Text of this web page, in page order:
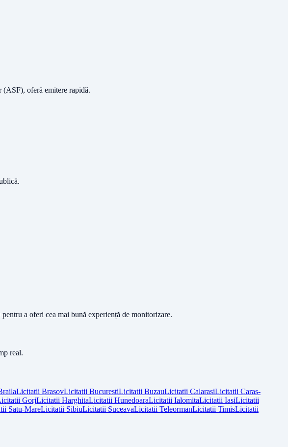
oferă emitere rapidă.
.
a oferi cea mai bună experiență de monitorizare.
real.
Licitatii BrasovLicitatii BucurestiLicitatii BuzauLicitatii CalarasiLicitatii Caras-
GorjLicitatii HarghitaLicitatii HunedoaraLicitatii IalomitaLicitatii IasiLicitatii
Satu-MareLicitatii SibiuLicitatii SuceavaLicitatii TeleormanLicitatii TimisLicitatii